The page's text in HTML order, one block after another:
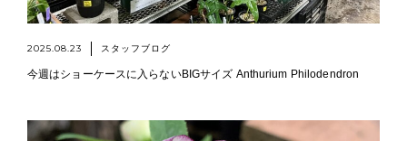
2025.08.23 スタッフブログ
今週はショーケースに入らないBIGサイズ Anthurium Philodendron